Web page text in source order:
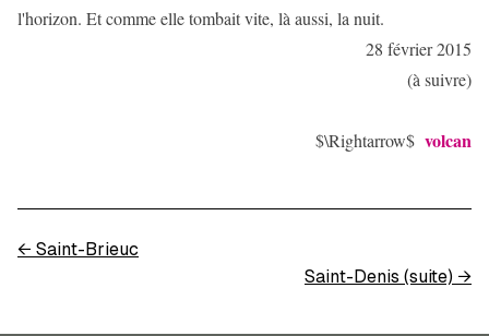
l'horizon. Et comme elle tombait vite, là aussi, la nuit.
28 février 2015
(à suivre)
$\Rightarrow$ volcan
← Saint-Brieuc
Saint-Denis (suite) →